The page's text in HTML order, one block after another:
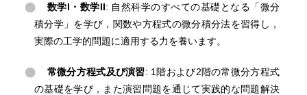
数学I・数学II: 自然科学のすべての基礎となる「微分
積分学」を学び，関数や方程式の微分積分法を習得し，
実際の工学的問題に適用する力を養います。
常微分方程式及び演習: 1階および2階の常微分方程式
の基礎を学び，また演習問題を通じて実践的な問題解決